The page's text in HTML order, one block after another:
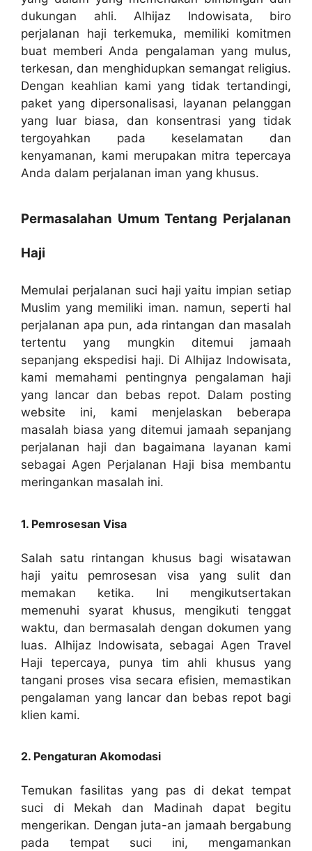
dukungan ahli. Alhijaz Indowisata, biro
perjalanan haji terkemuka, memiliki komitmen
buat memberi Anda pengalaman yang mulus,
terkesan, dan menghidupkan semangat religius.
Dengan keahlian kami yang tidak tertandingi,
paket yang dipersonalisasi, layanan pelanggan
yang luar biasa, dan konsentrasi yang tidak
tergoyahkan pada keselamatan dan
kenyamanan, kami merupakan mitra tepercaya
Anda dalam perjalanan iman yang khusus.
Permasalahan Umum Tentang Perjalanan
Haji
Memulai perjalanan suci haji yaitu impian setiap
Muslim yang memiliki iman. namun, seperti hal
perjalanan apa pun, ada rintangan dan masalah
tertentu yang mungkin ditemui jamaah
sepanjang ekspedisi haji. Di Alhijaz Indowisata,
kami memahami pentingnya pengalaman haji
yang lancar dan bebas repot. Dalam posting
website ini, kami menjelaskan beberapa
masalah biasa yang ditemui jamaah sepanjang
perjalanan haji dan bagaimana layanan kami
sebagai Agen Perjalanan Haji bisa membantu
meringankan masalah ini.
1. Pemrosesan Visa
Salah satu rintangan khusus bagi wisatawan
haji yaitu pemrosesan visa yang sulit dan
memakan ketika. Ini mengikutsertakan
memenuhi syarat khusus, mengikuti tenggat
waktu, dan bermasalah dengan dokumen yang
luas. Alhijaz Indowisata, sebagai Agen Travel
Haji tepercaya, punya tim ahli khusus yang
tangani proses visa secara efisien, memastikan
pengalaman yang lancar dan bebas repot bagi
klien kami.
2. Pengaturan Akomodasi
Temukan fasilitas yang pas di dekat tempat
suci di Mekah dan Madinah dapat begitu
mengerikan. Dengan juta-an jamaah bergabung
pada tempat suci ini, mengamankan